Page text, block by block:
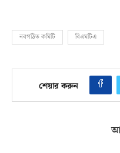
নবগঠিত কমিটি বিএমটিএ
শেয়ার করুন